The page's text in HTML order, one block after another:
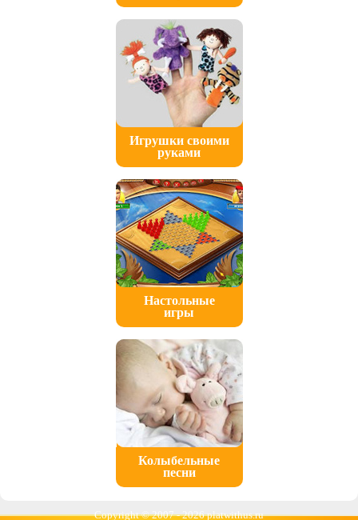
Игрушки своими
руками
Настольные
игры
Колыбельные
песни
Copyright © 2007 -2026 platwithus.ru